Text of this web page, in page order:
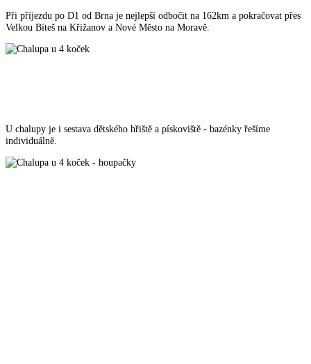
Při příjezdu po D1 od Brna je nejlepší odbočit na 162km a pokračovat přes
Velkou Bíteš na Křižanov a Nové Město na Moravě.
U chalupy je i sestava dětského hřiště a pískoviště - bazénky řešíme
individuálně.